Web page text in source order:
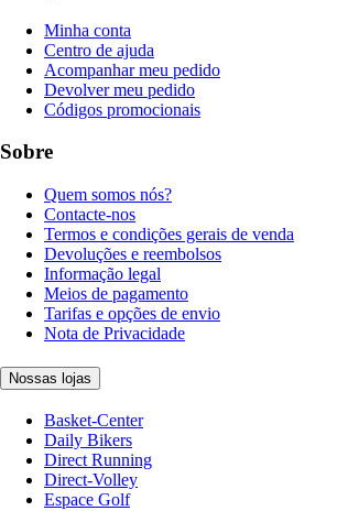
Minha conta
Centro de ajuda
Acompanhar meu pedido
Devolver meu pedido
Códigos promocionais
Sobre
Quem somos nós?
Contacte-nos
Termos e condições gerais de venda
Devoluções e reembolsos
Informação legal
Meios de pagamento
Tarifas e opções de envio
Nota de Privacidade
Nossas lojas
Basket-Center
Daily Bikers
Direct Running
Direct-Volley
Espace Golf